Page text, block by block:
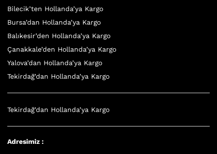
Bilecik’ten Hollanda’ya Kargo
Bursa’dan Hollanda’ya Kargo
Balıkesir’den Hollanda’ya Kargo
Çanakkale’den Hollanda’ya Kargo
Yalova’dan Hollanda’ya Kargo
Tekirdağ’dan Hollanda’ya Kargo
Tekirdağ’dan Hollanda’ya Kargo
Adresimiz :